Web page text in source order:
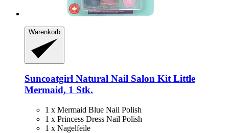
Warenkorb
Suncoatgirl Natural Nail Salon Kit Little
Mermaid, 1 Stk.
1 x Mermaid Blue Nail Polish
1 x Princess Dress Nail Polish
1 x Nagelfeile